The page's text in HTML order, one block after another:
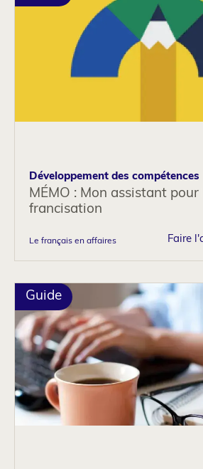
Développement des compétences
MÉMO : Mon assistant pour
francisation
Le français en affaires Faire
Guide